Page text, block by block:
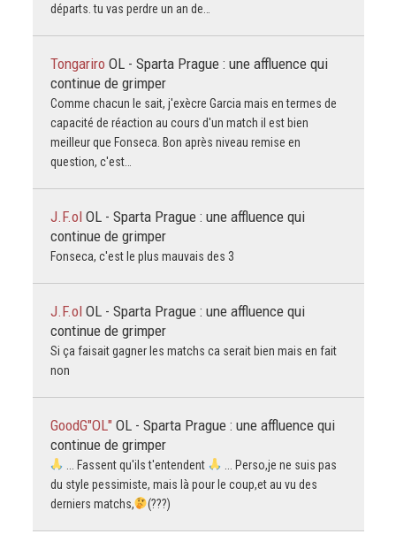
départs. tu vas perdre un an de…
Tongariro OL - Sparta Prague : une affluence qui
continue de grimper
Comme chacun le sait, j'exècre Garcia mais en termes de
capacité de réaction au cours d'un match il est bien
meilleur que Fonseca. Bon après niveau remise en
question, c'est…
J.F.ol OL - Sparta Prague : une affluence qui
continue de grimper
Fonseca, c'est le plus mauvais des 3
J.F.ol OL - Sparta Prague : une affluence qui
continue de grimper
Si ça faisait gagner les matchs ca serait bien mais en fait
non
GoodG"OL" OL - Sparta Prague : une affluence qui
continue de grimper
... Fassent qu'ils t'entendent
... Perso,je ne suis pas
du style pessimiste, mais là pour le coup,et au vu des
derniers matchs,
(???)